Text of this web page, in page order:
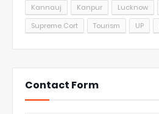
Kannauj
Kanpur Lucknow
Supreme Cort
Tourism UP
Contact Form